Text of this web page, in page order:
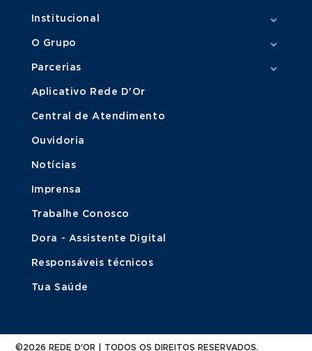
Institucional
O Grupo
Parcerias
Aplicativo Rede D'Or
Central de Atendimento
Ouvidoria
Notícias
Imprensa
Trabalhe Conosco
Dora - Assistente Digital
Responsáveis técnicos
Tua Saúde
©2026 REDE D'OR | TODOS OS DIREITOS RESERVADOS.